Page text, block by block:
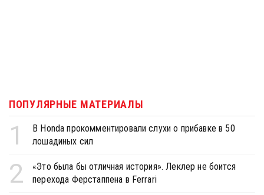
ПОПУЛЯРНЫЕ МАТЕРИАЛЫ
1
В Honda прокомментировали слухи о прибавке в 50
лошадиных сил
2
«Это была бы отличная история». Леклер не боится
перехода Ферстаппена в Ferrari